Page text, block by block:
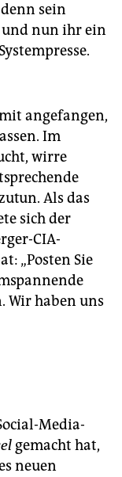
denn sein
und nun ihr ein
angefangen,
Im
wirre
Als das
sich der
CIA-
„Posten Sie
Wir haben uns
Media-
gemacht hat,
neuen